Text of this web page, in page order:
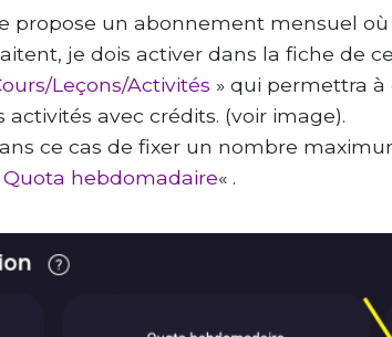
propose un abonnement mensuel où
je dois activer dans la fiche de
Leçons/Activités » qui permettra à
avec crédits. (voir image).
ce cas de fixer un nombre
Quota hebdomadaire« .